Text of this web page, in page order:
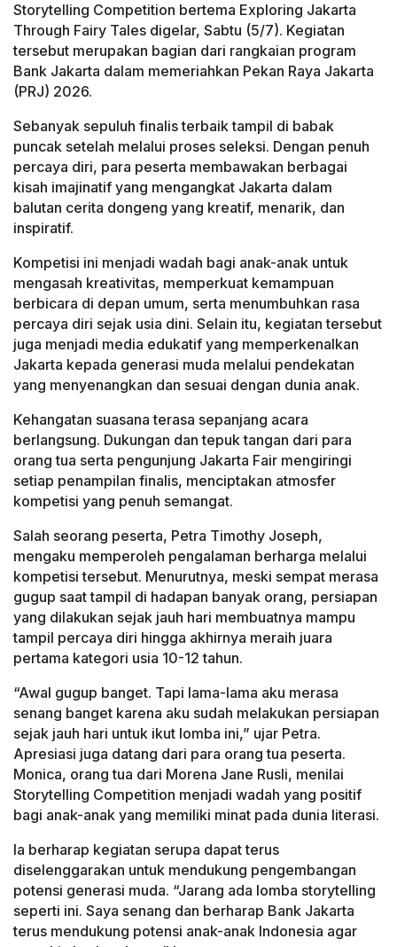
Storytelling Competition bertema Exploring Jakarta
Through Fairy Tales digelar, Sabtu (5/7). Kegiatan
tersebut merupakan bagian dari rangkaian program
Bank Jakarta dalam memeriahkan Pekan Raya Jakarta
(PRJ) 2026.
Sebanyak sepuluh finalis terbaik tampil di babak
puncak setelah melalui proses seleksi. Dengan penuh
percaya diri, para peserta membawakan berbagai
kisah imajinatif yang mengangkat Jakarta dalam
balutan cerita dongeng yang kreatif, menarik, dan
inspiratif.
Kompetisi ini menjadi wadah bagi anak-anak untuk
mengasah kreativitas, memperkuat kemampuan
berbicara di depan umum, serta menumbuhkan rasa
percaya diri sejak usia dini. Selain itu, kegiatan tersebut
juga menjadi media edukatif yang memperkenalkan
Jakarta kepada generasi muda melalui pendekatan
yang menyenangkan dan sesuai dengan dunia anak.
Kehangatan suasana terasa sepanjang acara
berlangsung. Dukungan dan tepuk tangan dari para
orang tua serta pengunjung Jakarta Fair mengiringi
setiap penampilan finalis, menciptakan atmosfer
kompetisi yang penuh semangat.
Salah seorang peserta, Petra Timothy Joseph,
mengaku memperoleh pengalaman berharga melalui
kompetisi tersebut. Menurutnya, meski sempat merasa
gugup saat tampil di hadapan banyak orang, persiapan
yang dilakukan sejak jauh hari membuatnya mampu
tampil percaya diri hingga akhirnya meraih juara
pertama kategori usia 10-12 tahun.
“Awal gugup banget. Tapi lama-lama aku merasa
senang banget karena aku sudah melakukan persiapan
sejak jauh hari untuk ikut lomba ini,” ujar Petra.
Apresiasi juga datang dari para orang tua peserta.
Monica, orang tua dari Morena Jane Rusli, menilai
Storytelling Competition menjadi wadah yang positif
bagi anak-anak yang memiliki minat pada dunia literasi.
Ia berharap kegiatan serupa dapat terus
diselenggarakan untuk mendukung pengembangan
potensi generasi muda. “Jarang ada lomba storytelling
seperti ini. Saya senang dan berharap Bank Jakarta
terus mendukung potensi anak-anak Indonesia agar